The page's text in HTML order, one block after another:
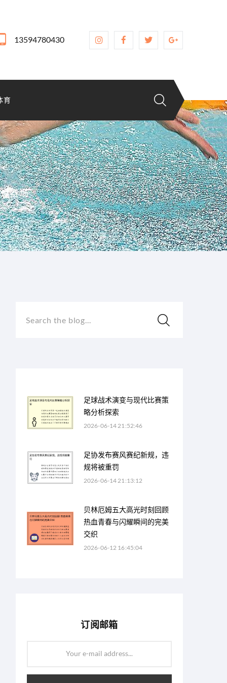
13594780430
育
赛场
Search the blog...
足球战术演变与现代比赛策
略分析探索
2026-06-14 21:52:46
足协发布赛风赛纪新规，违
规将被重罚
2026-06-14 21:13:12
贝林厄姆五大高光时刻回顾
热血青春与闪耀瞬间的完美
交织
2026-06-12 16:45:04
订阅邮箱
Your e-mail address...